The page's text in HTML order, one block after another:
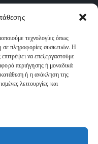
τεχνολογίες όπως
σε πληροφορίες συσκευών. Η
να επεξεργαστούμε
περιήγησης ή μοναδικά
ή η ανάκληση της
λειτουργίες και
| Powered by